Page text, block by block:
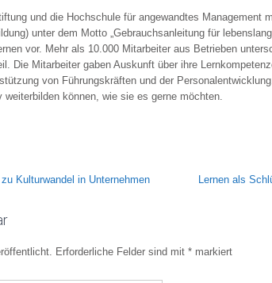
und die Hochschule für angewandtes Management
unter dem Motto „Gebrauchsanleitung für
vor. Mehr als 10.000 Mitarbeiter aus Betrieben
Die Mitarbeiter gaben Auskunft über ihre
von Führungskräften und der
können, wie sie es gerne möchten.
Kulturwandel in Unternehmen Lernen als
Erforderliche Felder sind mit * markiert